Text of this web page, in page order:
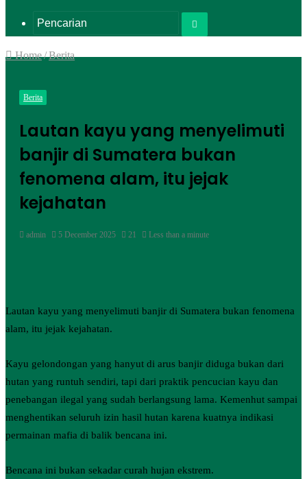
Pencarian
Home/Berita
Berita
Lautan kayu yang menyelimuti
banjir di Sumatera bukan
fenomena alam, itu jejak
kejahatan
admin 5 December 2025 21 Less than a minute
Lautan kayu yang menyelimuti banjir di Sumatera bukan fenomena
alam, itu jejak kejahatan.
Kayu gelondongan yang hanyut di arus banjir diduga bukan dari
hutan yang runtuh sendiri, tapi dari praktik pencucian kayu dan
penebangan ilegal yang sudah berlangsung lama. Kemenhut sampai
menghentikan seluruh izin hasil hutan karena kuatnya indikasi
permainan mafia di balik bencana ini.
Bencana ini bukan sekadar curah hujan ekstrem.